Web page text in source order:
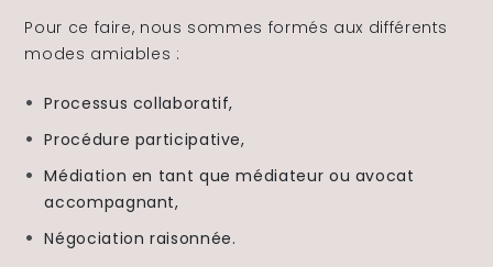
Honoraires
Talents / Contact
Pour ce faire, nous sommes formés aux différents
modes amiables :
Processus collaboratif,
Procédure participative,
Médiation en tant que médiateur ou avocat
accompagnant,
Négociation raisonnée.